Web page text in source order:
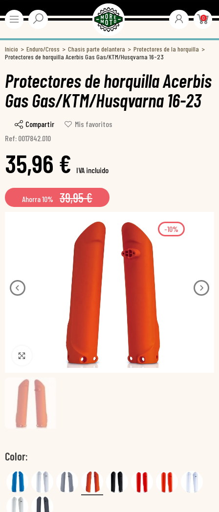
0
Inicio Enduro/Cross Chasis parte delantera
Protectores de la horquilla
Protectores de horquilla Acerbis Gas Gas/KTM/Husqvarna 16-23
Protectores de horquilla Acerbis
Gas Gas/KTM/Husqvarna 16-23
Compartir
Mis favoritos
Ref: 0017842.010
35,96 € IVA incluido
Ahorra 10% 39,95 €
-10%
Pincha para agrandar
Color